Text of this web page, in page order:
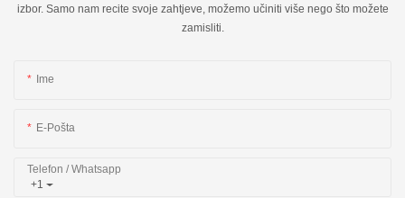
izbor. Samo nam recite svoje zahtjeve, možemo učiniti više nego što možete
zamisliti.
Ime
E-Pošta
+1
Telefon / Whatsapp